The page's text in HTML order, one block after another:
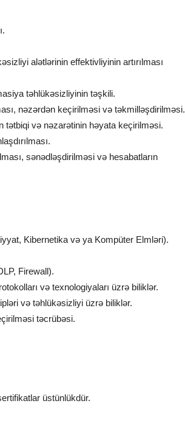
alətlərinin effektivliyinin artırılması
təhlükəsizliyinin təşkili.
nəzərdən keçirilməsi və təkmilləşdirilməsi.
tətbiqi və nəzarətinin həyata keçirilməsi.
sənədləşdirilməsi və hesabatların
Kibernetika və ya Kompüter Elmləri).
Firewall).
və texnologiyaları üzrə biliklər.
və təhlükəsizliyi üzrə biliklər.
təcrübəsi.
üstünlükdür.